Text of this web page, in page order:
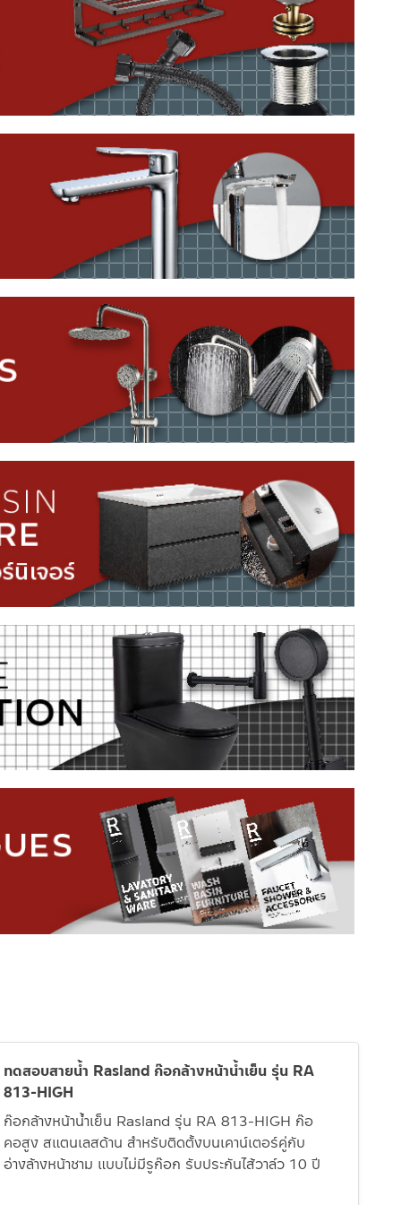
ทดสอบสายน้ำ Rasland ก๊อกล้างหน้าน้ำเย็น รุ่น RA
813-HIGH
ก๊อกล้างหน้าน้ำเย็น Rasland รุ่น RA 813-HIGH ก๊อ
คอสูง สแตนเลสด้าน สำหรับติดตั้งบนเคาน์เตอร์คู่กับ
อ่างล้างหน้าชาม แบบไม่มีรูก๊อก รับประกันไส้วาล์ว 10 ปี